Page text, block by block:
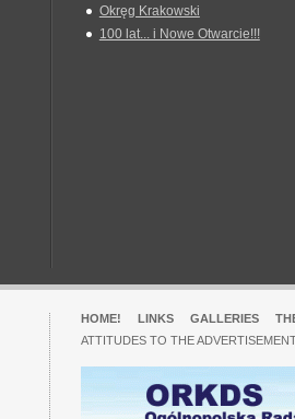
Okręg Krakowski
100 lat... i Nowe Otwarcie!!!
HOME! LINKS GALLERIES
ATTITUDES TO THE